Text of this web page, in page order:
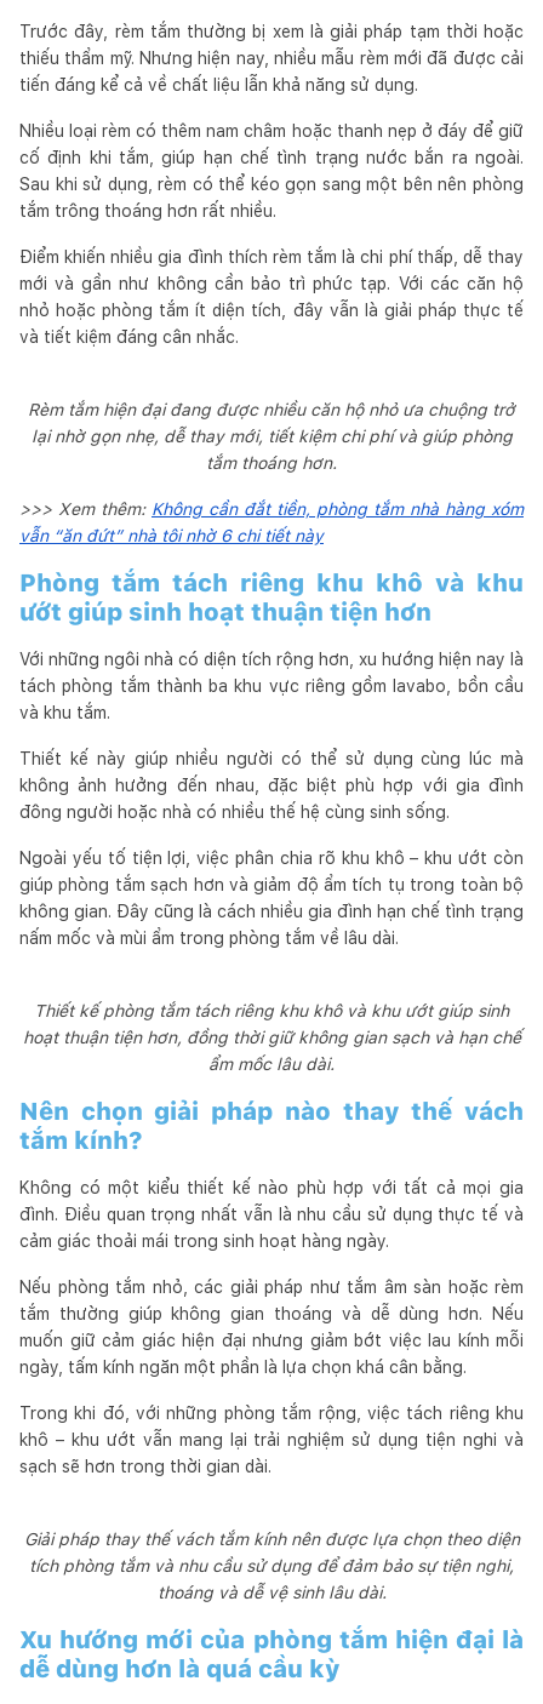
Trước đây, rèm tắm thường bị xem là giải pháp tạm thời hoặc
thiếu thẩm mỹ. Nhưng hiện nay, nhiều mẫu rèm mới đã được cải
tiến đáng kể cả về chất liệu lẫn khả năng sử dụng.
Nhiều loại rèm có thêm nam châm hoặc thanh nẹp ở đáy để giữ
cố định khi tắm, giúp hạn chế tình trạng nước bắn ra ngoài.
Sau khi sử dụng, rèm có thể kéo gọn sang một bên nên phòng
tắm trông thoáng hơn rất nhiều.
Điểm khiến nhiều gia đình thích rèm tắm là chi phí thấp, dễ thay
mới và gần như không cần bảo trì phức tạp. Với các căn hộ
nhỏ hoặc phòng tắm ít diện tích, đây vẫn là giải pháp thực tế
và tiết kiệm đáng cân nhắc.
Rèm tắm hiện đại đang được nhiều căn hộ nhỏ ưa chuộng trở
lại nhờ gọn nhẹ, dễ thay mới, tiết kiệm chi phí và giúp phòng
tắm thoáng hơn.
>>> Xem thêm: Không cần đắt tiền, phòng tắm nhà hàng xóm
vẫn “ăn đứt” nhà tôi nhờ 6 chi tiết này
Phòng tắm tách riêng khu khô và khu
ướt giúp sinh hoạt thuận tiện hơn
Với những ngôi nhà có diện tích rộng hơn, xu hướng hiện nay là
tách phòng tắm thành ba khu vực riêng gồm lavabo, bồn cầu
và khu tắm.
Thiết kế này giúp nhiều người có thể sử dụng cùng lúc mà
không ảnh hưởng đến nhau, đặc biệt phù hợp với gia đình
đông người hoặc nhà có nhiều thế hệ cùng sinh sống.
Ngoài yếu tố tiện lợi, việc phân chia rõ khu khô – khu ướt còn
giúp phòng tắm sạch hơn và giảm độ ẩm tích tụ trong toàn bộ
không gian. Đây cũng là cách nhiều gia đình hạn chế tình trạng
nấm mốc và mùi ẩm trong phòng tắm về lâu dài.
Thiết kế phòng tắm tách riêng khu khô và khu ướt giúp sinh
hoạt thuận tiện hơn, đồng thời giữ không gian sạch và hạn chế
ẩm mốc lâu dài.
Nên chọn giải pháp nào thay thế vách
tắm kính?
Không có một kiểu thiết kế nào phù hợp với tất cả mọi gia
đình. Điều quan trọng nhất vẫn là nhu cầu sử dụng thực tế và
cảm giác thoải mái trong sinh hoạt hàng ngày.
Nếu phòng tắm nhỏ, các giải pháp như tắm âm sàn hoặc rèm
tắm thường giúp không gian thoáng và dễ dùng hơn. Nếu
muốn giữ cảm giác hiện đại nhưng giảm bớt việc lau kính mỗi
ngày, tấm kính ngăn một phần là lựa chọn khá cân bằng.
Trong khi đó, với những phòng tắm rộng, việc tách riêng khu
khô – khu ướt vẫn mang lại trải nghiệm sử dụng tiện nghi và
sạch sẽ hơn trong thời gian dài.
Giải pháp thay thế vách tắm kính nên được lựa chọn theo diện
tích phòng tắm và nhu cầu sử dụng để đảm bảo sự tiện nghi,
thoáng và dễ vệ sinh lâu dài.
Xu hướng mới của phòng tắm hiện đại là
dễ dùng hơn là quá cầu kỳ